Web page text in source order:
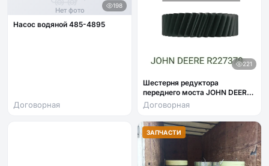
Нет фото
198
Насос водяной 485-4895
Договорная
221
Шестерня редуктора
переднего моста JOHN DEERE
R227379
Договорная
ЗАПЧАСТИ